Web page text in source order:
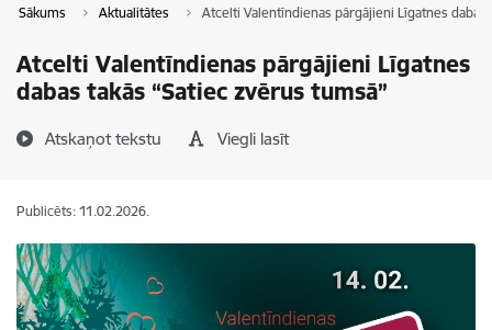
Sākums Aktualitātes Atcelti Valentīndienas pārgājieni Līgatnes dabas
Atcelti Valentīndienas pārgājieni Līgatnes
dabas takās “Satiec zvērus tumsā”
Atskaņot tekstu Viegli lasīt
Publicēts: 11.02.2026.